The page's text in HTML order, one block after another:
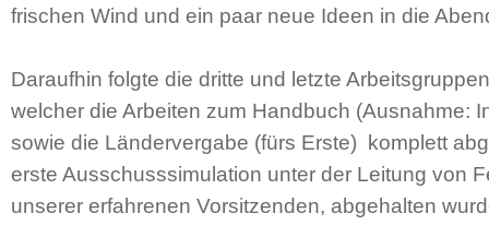
frischen Wind und ein paar neue Ideen in die
Daraufhin folgte die dritte und letzte
welcher die Arbeiten zum Handbuch (Ausnahme:
sowie die Ländervergabe (fürs Erste) komplett
erste Ausschusssimulation unter der Leitung von
unserer erfahrenen Vorsitzenden, abgehalten